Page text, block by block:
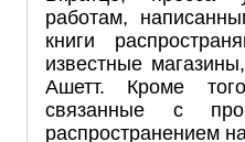
работам,
книги
известные
Ашетт. Кроме
связанные с
распространением